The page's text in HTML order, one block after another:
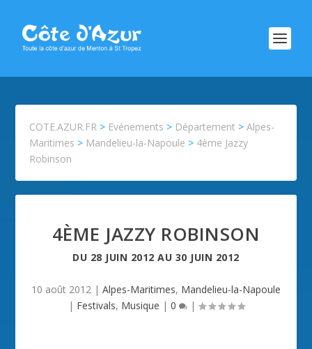
COTE.AZUR.FR > Evénements > Département >Alpes-
Maritimes > Mandelieu-la-Napoule > 4ème Jazzy
Robinson
4ÈME JAZZY ROBINSON
DU 28 JUIN 2012 AU 30 JUIN 2012
10 août 2012 | Alpes-Maritimes, Mandelieu-la-Napoule
| Festivals, Musique | 0 |